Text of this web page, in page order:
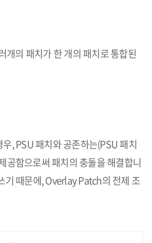
의 패치가 한 개의 패치로 통합된
, PSU 패치와 공존하는(PSU 패치
공함으로써 패치의 충돌을 해결합니
기 때문에, Overlay Patch의 전제 조